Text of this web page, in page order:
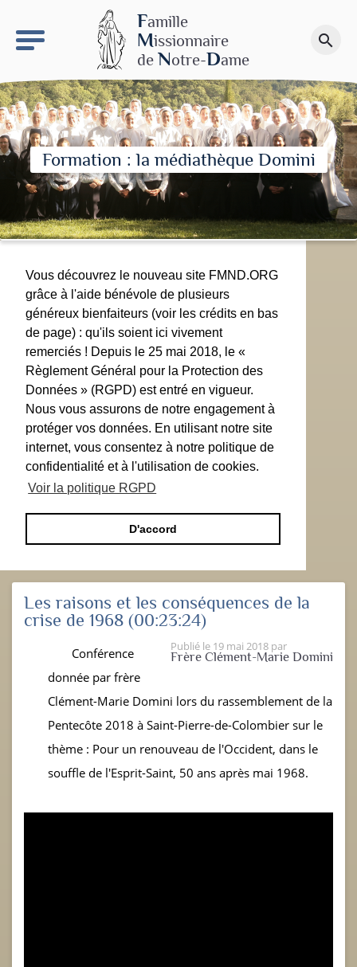
Famille
Missionnaire
de Notre-Dame
search
Faire un don
Formation : la médiathèque Domini
Vous découvrez le nouveau site FMND.ORG
grâce à l'aide bénévole de plusieurs
généreux bienfaiteurs (voir les crédits en bas
de page) : qu'ils soient ici vivement
remerciés ! Depuis le 25 mai 2018, le «
Règlement Général pour la Protection des
Données » (RGPD) est entré en vigueur.
Nous vous assurons de notre engagement à
protéger vos données. En utilisant notre site
internet, vous consentez à notre politique de
confidentialité et à l'utilisation de cookies.
Voir la politique RGPD
D'accord
Les raisons et les conséquences de la
crise de 1968 (00:23:24)
Publié le 19 mai 2018 par
Frère Clément-Marie Domini
Conférence
donnée par frère
Clément-Marie Domini lors du rassemblement de la
Pentecôte 2018 à Saint-Pierre-de-Colombier sur le
thème : Pour un renouveau de l'Occident, dans le
souffle de l'Esprit-Saint, 50 ans après mai 1968.